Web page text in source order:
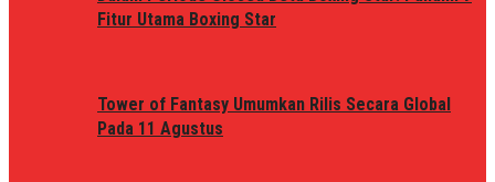
Fitur Utama Boxing Star
Tower of Fantasy Umumkan Rilis Secara Global
Pada 11 Agustus